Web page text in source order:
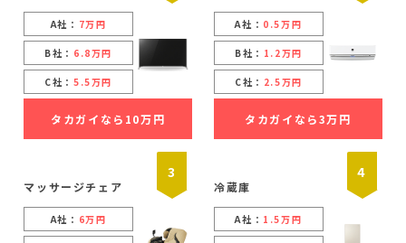
A社： 7万円
B社： 6.8万円
C社：5.5万円
タカガイなら10万円
A社： 0.5万円
B社： 1.2万円
C社： 2.5万円
タカガイなら3万円
3
マッサージチェア
A社： 6万円
4
冷蔵庫
A社： 1.5万円